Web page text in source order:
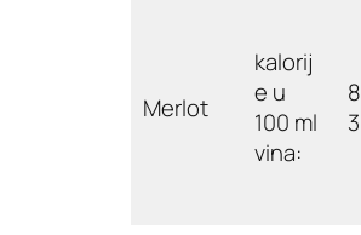
Merlot
kalorij
e u
100 ml
vina:
8
3